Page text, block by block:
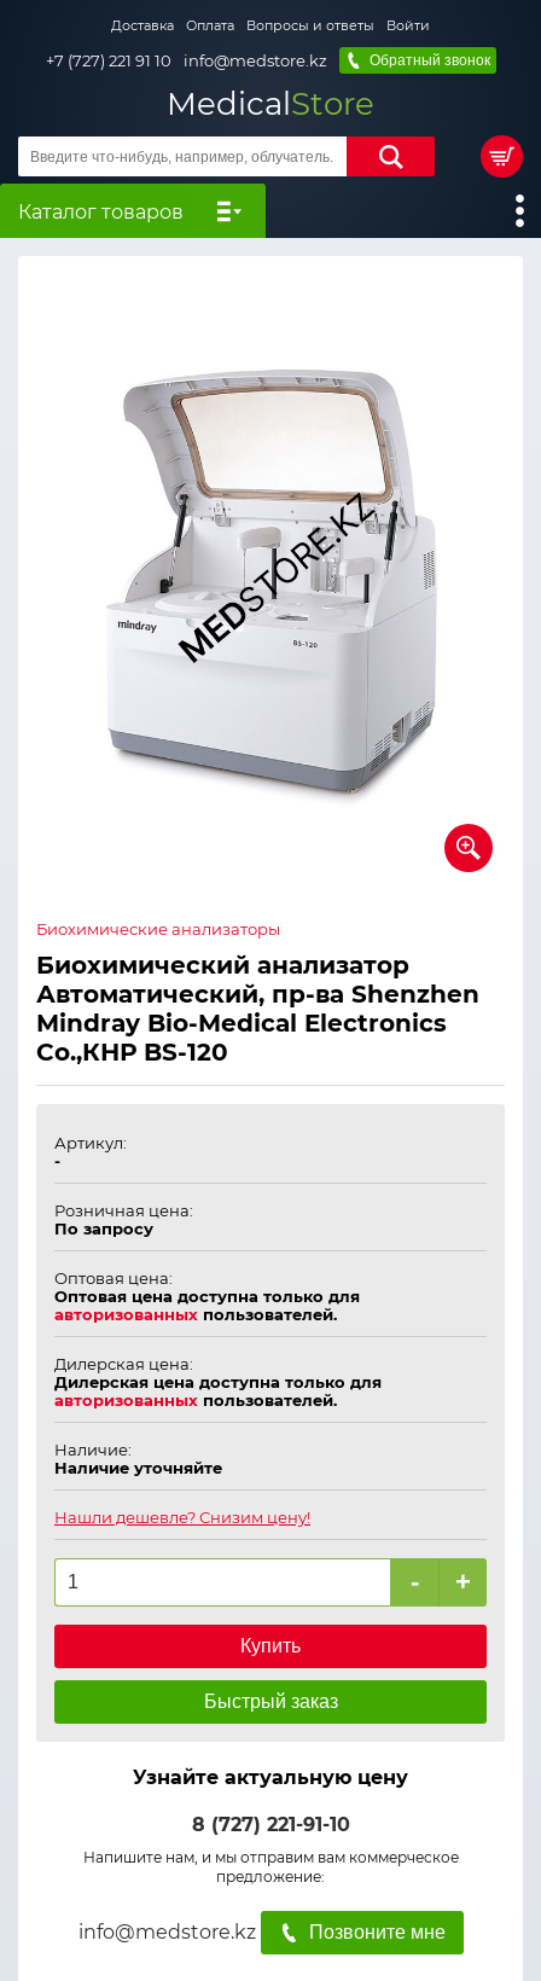
Доставка Оплата Вопросы и ответы Войти
+7 (727) 221 91 10 info@medstore.kz Обратный звонок
MedicalStore
Каталог товаров
Биохимические анализаторы
Биохимический анализатор
Автоматический, пр-ва Shenzhen
Mindray Bio-Medical Electronics
Co.,КНР BS-120
Артикул:
-
Розничная цена:
По запросу
Оптовая цена:
Оптовая цена доступна только для
авторизованных пользователей.
Дилерская цена:
Дилерская цена доступна только для
авторизованных пользователей.
Наличие:
Наличие уточняйте
Нашли дешевле? Снизим цену!
- +
Купить
Быстрый заказ
Узнайте актуальную цену
8 (727) 221-91-10
Напишите нам, и мы отправим вам коммерческое
предложение:
info@medstore.kz Позвоните мне